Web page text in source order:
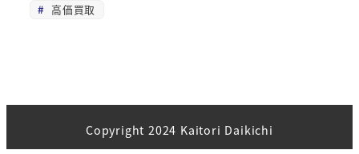
高価買取
Copyright 2024 Kaitori Daikichi